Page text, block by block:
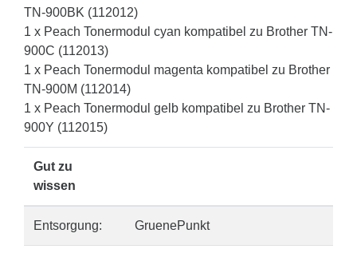
TN-900BK (112012)
1 x Peach Tonermodul cyan kompatibel zu Brother TN-
900C (112013)
1 x Peach Tonermodul magenta kompatibel zu Brother
TN-900M (112014)
1 x Peach Tonermodul gelb kompatibel zu Brother TN-
900Y (112015)
Gut zu
wissen
Entsorgung: GruenePunkt